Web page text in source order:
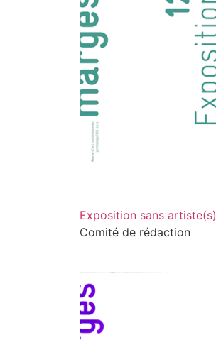
Exposition sans artiste(s)
Comité de rédaction